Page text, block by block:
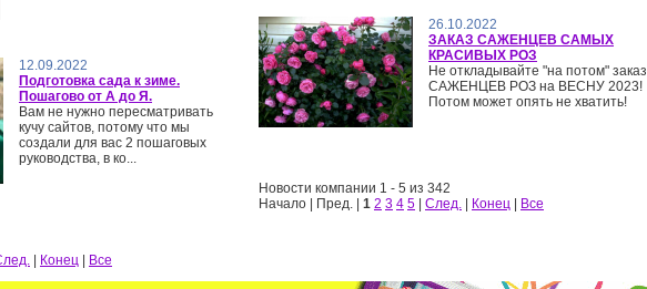
12.09.2022
Подготовка сада к зиме.
Пошагово от А до Я.
Вам не нужно пересматривать
кучу сайтов, потому что мы
создали для вас 2 пошаговых
руководства, в ко...
Конец Все
26.10.2022
ЗАКАЗ САЖЕНЦЕВ САМЫХ
КРАСИВЫХ РОЗ
Не откладывайте "на потом" заказ
САЖЕНЦЕВ РОЗ на ВЕСНУ 2023!
Потом может опять не хватить!
Новости компании 1 - 5 из 342
Начало | Пред. | 1 2 3 4 5 След. Конец Все